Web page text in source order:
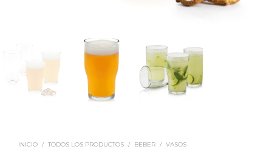
INICIO / TODOS LOS PRODUCTOS / BEBER / VASOS